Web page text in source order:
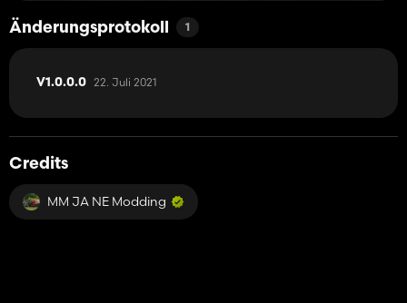
Änderungsprotokoll 1
V1.0.0.0 22. Juli 2021
Credits
MM JA NE Modding